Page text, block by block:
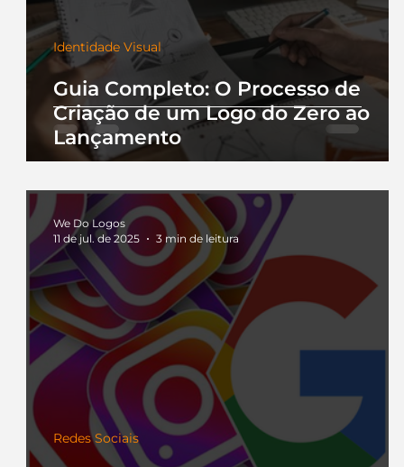
Guia Completo: O Processo de
Criação de um Logo do Zero ao
Lançamento
Identidade Visual
Redes Sociais
We Do Logos
11 de jul. de 2025
3 min de leitura